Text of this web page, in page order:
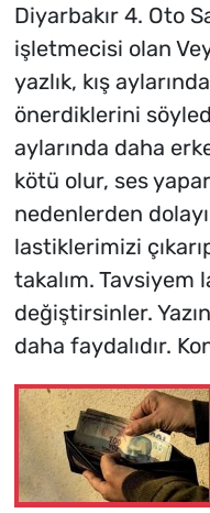
Diyarbakır 4. Oto
işletmecisi olan
yazlık, kış
önerdiklerini
aylarında daha
kötü olur, ses
nedenlerden dolayı
lastiklerimizi
takalım.
değiştirsinler.
daha faydalıdır.